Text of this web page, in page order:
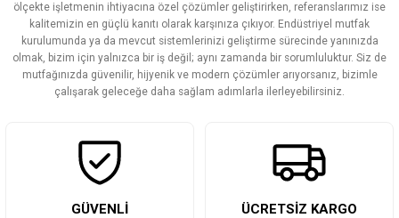
Ürün açıklamasında eksik bilgiler bulunuyor.
Ürün bilgilerinde hatalar bulunuyor.
Ürün fiyatı diğer sitelerden daha pahalı.
Bu ürüne benzer farklı alternatifler olmalı.
ölçekte işletmenin ihtiyacına özel çözümler geliştirirken, referanslarımız ise
kalitemizin en güçlü kanıtı olarak karşınıza çıkıyor. Endüstriyel mutfak
kurulumunda ya da mevcut sistemlerinizi geliştirme sürecinde yanınızda
olmak, bizim için yalnızca bir iş değil; aynı zamanda bir sorumluluktur. Siz de
mutfağınızda güvenilir, hijyenik ve modern çözümler arıyorsanız, bizimle
çalışarak geleceğe daha sağlam adımlarla ilerleyebilirsiniz.
GÜVENLİ
ÜCRETSİZ KARGO